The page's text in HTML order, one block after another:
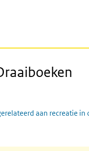
aan recreatie